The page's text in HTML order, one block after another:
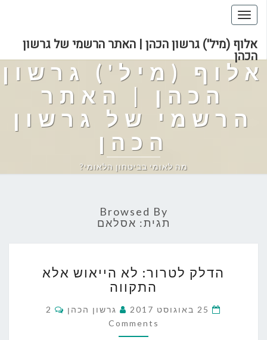
Toggle
navigation
אלוף (מיל') גרשון הכהן | האתר הרשמי של גרשון
הכהן
אלוף (מיל') גרשון
הכהן | האתר
הרשמי של גרשון
הכהן
מה לאומי בביטחון הלאומי?
Browsed By
תגית: אסלאם
לטרור:
לא
הייאוש
אלא
התקווה
הדלק לטרור: לא הייאוש אלא
התקווה
25 באוגוסט 2017 גרשון הכהן Comments
2
Comments